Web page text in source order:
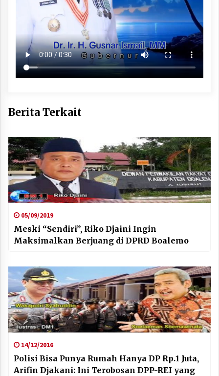
Berita Terkait
05/09/2019
Meski “Sendiri”, Riko Djaini Ingin
Maksimalkan Berjuang di DPRD Boalemo
14/12/2016
Polisi Bisa Punya Rumah Hanya DP Rp.1 Juta,
Arifin Djakani: Ini Terobosan DPP-REI yang